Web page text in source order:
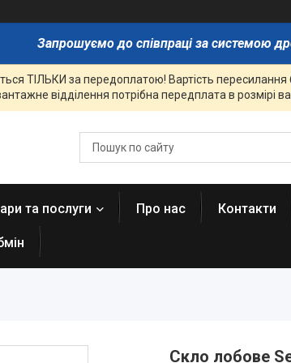
Запрошуємо до співпраці за системою
ТІЛЬКИ за передоплатою! Вартість
відділення потрібна передплата в розмірі
та послуги Про нас Контакти
Скло лобове